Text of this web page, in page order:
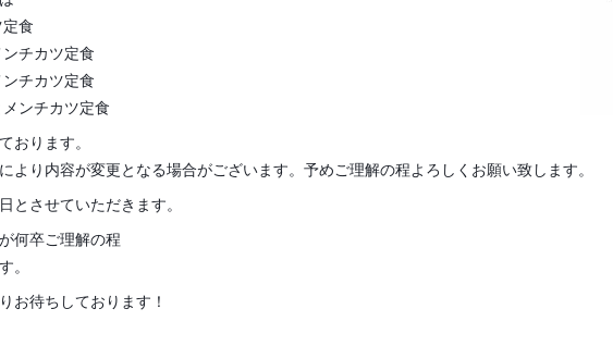
食
チカツ定食
チカツ定食
ンチカツ定食
おります。
より内容が変更となる場合がございます。予めご理解の程よろしくお願い致します。
とさせていただきます。
何卒ご理解の程
。
お待ちしております！